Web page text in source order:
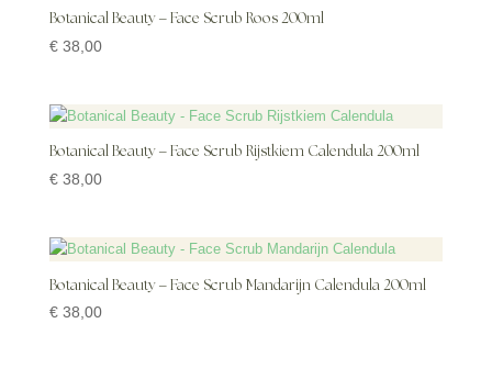
Botanical Beauty – Face Scrub Roos 200ml
€38,00
Botanical Beauty – Face Scrub Rijstkiem Calendula 200ml
€38,00
Botanical Beauty – Face Scrub Mandarijn Calendula 200ml
€38,00